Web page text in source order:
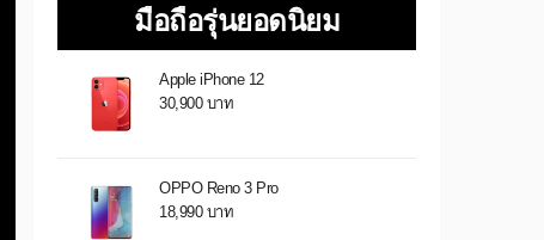
มือถือรุ่นยอดนิยม
Apple iPhone 12
30,900 บาท
OPPO Reno 3 Pro
18,990 บาท